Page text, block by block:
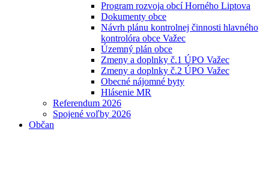
Program rozvoja obcí Horného Liptova
Dokumenty obce
Návrh plánu kontrolnej činnosti hlavného
kontrolóra obce Važec
Územný plán obce
Zmeny a doplnky č.1 ÚPO Važec
Zmeny a doplnky č.2 ÚPO Važec
Obecné nájomné byty
Hlásenie MR
Referendum 2026
Spojené voľby 2026
Občan